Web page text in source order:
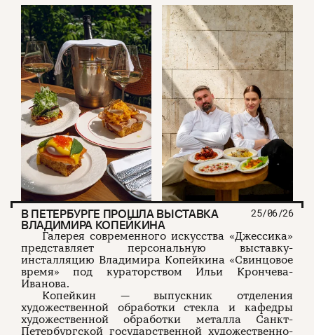
В ПЕТЕРБУРГЕ ПРОШЛА ВЫСТАВКА
ВЛАДИМИРА КОПЕЙКИНА
25/06/26
Галерея современного искусства «Джессика»
представляет персональную выставку-
инсталляцию Владимира Копейкина «Свинцовое
время» под кураторством Ильи Крончева-
Иванова.
Копейкин — выпускник отделения
художественной обработки стекла и кафедры
художественной обработки металла Санкт-
Петербургской государственной художественно-